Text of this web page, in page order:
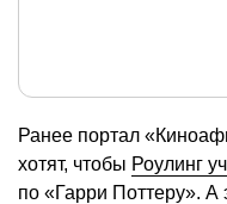
Ранее портал
хотят, чтобы Роулинг
по «Гарри Поттеру». А